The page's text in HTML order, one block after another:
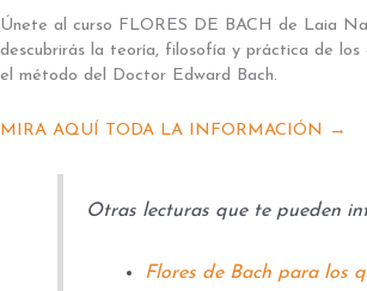
Únete al curso FLORES DE BACH de Laia
descubrirás la teoría, filosofía y práctica de los
el método del Doctor Edward Bach.
MIRA AQUÍ TODA LA INFORMACIÓN →
Otras lecturas que te pueden
Flores de Bach para los